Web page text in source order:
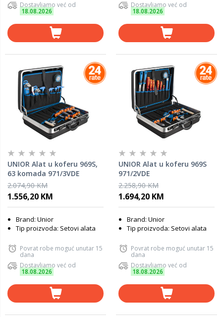
Dostavljamo već od
18.08.2026
Dostavljamo već od
18.08.2026
UNIOR Alat u koferu 969S,
63 komada 971/3VDE
2.074,90 KM
1.556,20 KM
Brand: Unior
Tip proizvoda: Setovi alata
Povrat robe moguć unutar 15
dana
Dostavljamo već od
18.08.2026
UNIOR Alat u koferu 969S
971/2VDE
2.258,90 KM
1.694,20 KM
Brand: Unior
Tip proizvoda: Setovi alata
Povrat robe moguć unutar 15
dana
Dostavljamo već od
18.08.2026